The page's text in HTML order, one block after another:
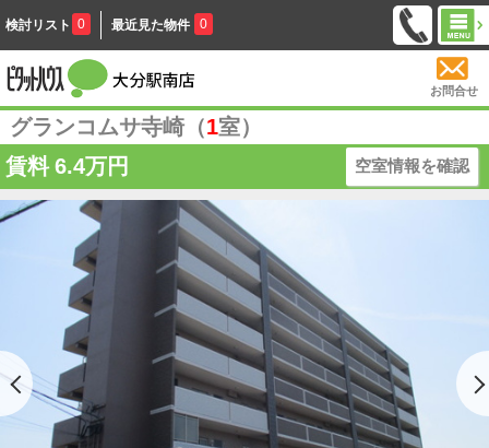
検討リスト 0 最近見た物件 0
お問合せ
グランコムサ寺崎（1室）
賃料 6.4万円 空室情報を確認